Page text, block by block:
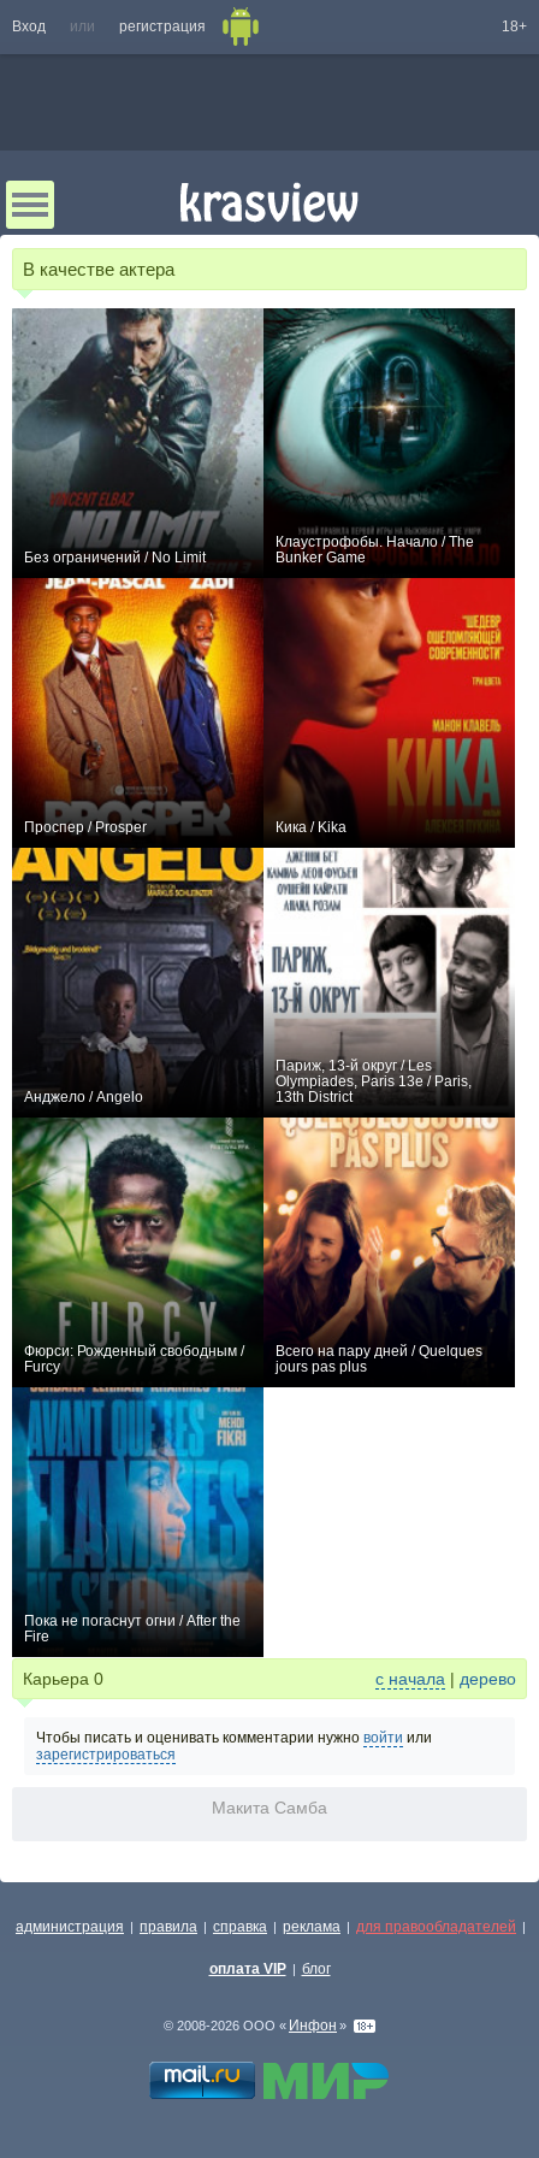
Вход или регистрация 18+
В качестве актера
Без ограничений / No Limit
Клаустрофобы. Начало / The
Bunker Game
Проспер / Prosper Кика / Kika
Анджело / Angelo
Париж, 13-й округ / Les
Olympiades, Paris 13e / Paris,
13th District
Фюрси: Рожденный свободным /
Furcy
Всего на пару дней / Quelques
jours pas plus
Пока не погаснут огни / After the
Fire
Карьера 0 с начала | дерево
Чтобы писать и оценивать комментарии нужно войти или
зарегистрироваться
Макита Самба
администрация | правила | справка | реклама | для правообладателей |
оплата VIP | блог
© 2008-2026 ООО « Инфон »